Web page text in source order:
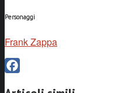
Personaggi
Frank Zappa